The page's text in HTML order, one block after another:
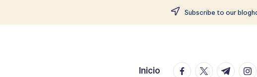
Subscribe to our
Inicio facebook.com
twitter.com
t.me